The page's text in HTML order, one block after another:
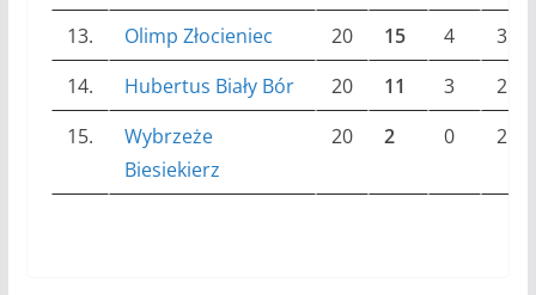
13. Olimp Złocieniec 20 15 4
3
14.
Hubertus Biały Bór 20 11 3
2
15.
Wybrzeże
Biesiekierz
20 2 0 2